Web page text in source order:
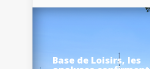
Base de Loisirs, les